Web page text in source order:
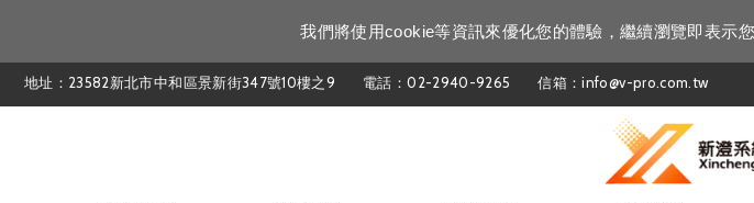
我們將使用cookie等資訊來優化您的體驗，繼續瀏覽即表示
地址：23582新北市中和區景新街347號10樓之9 電話：02-2940-9265 信箱：info@v-pro.com.tw